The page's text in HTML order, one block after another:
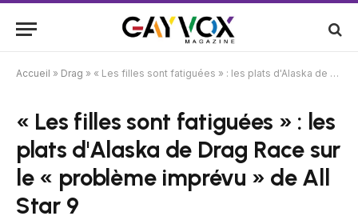
Accueil » Drag » « Les filles sont fatiguées » : les plats d'Alaska de Drag Race sur le « problème imprévu » de All Star 9
« Les filles sont fatiguées » : les
plats d'Alaska de Drag Race sur
le « problème imprévu » de All
Star 9